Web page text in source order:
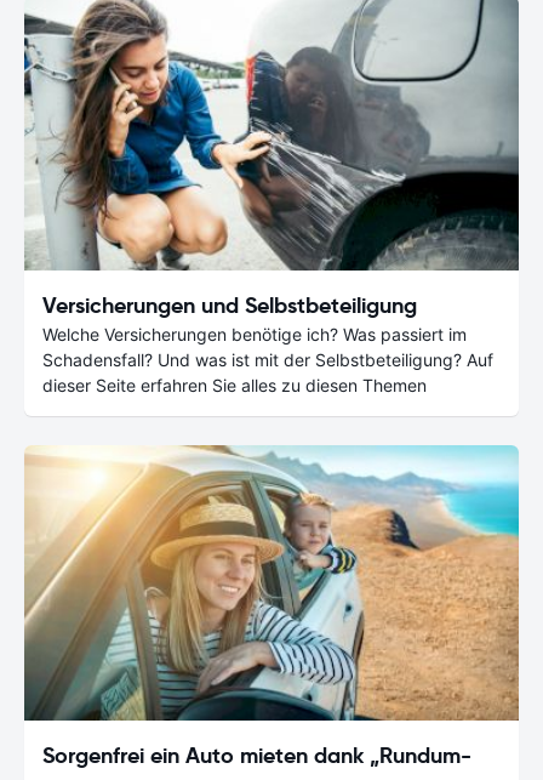
Versicherungen und Selbstbeteiligung
Welche Versicherungen benötige ich? Was passiert im
Schadensfall? Und was ist mit der Selbstbeteiligung? Auf
dieser Seite erfahren Sie alles zu diesen Themen
Sorgenfrei ein Auto mieten dank „Rundum-